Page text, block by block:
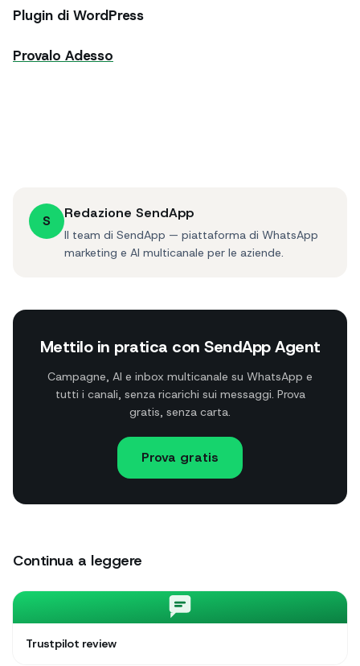
Plugin di WordPress
Provalo Adesso
S Redazione SendApp
Il team di SendApp — piattaforma di WhatsApp
marketing e AI multicanale per le aziende.
Mettilo in pratica con SendApp Agent
Campagne, AI e inbox multicanale su WhatsApp e
tutti i canali, senza ricarichi sui messaggi. Prova
gratis, senza carta.
Prova gratis
Continua a leggere
Trustpilot review